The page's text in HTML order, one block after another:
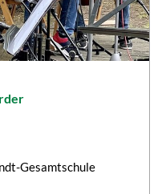
Gesamtschule